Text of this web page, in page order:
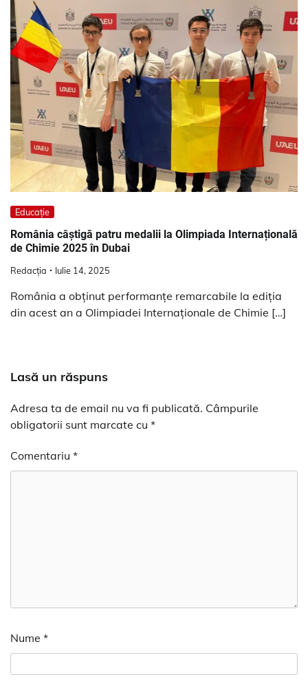
Educație
România câștigă patru medalii la Olimpiada Internațională
de Chimie 2025 în Dubai
Redacția Iulie 14, 2025
România a obținut performanțe remarcabile la ediția
din acest an a Olimpiadei Internaționale de Chimie […]
Lasă un răspuns
Adresa ta de email nu va fi publicată. Câmpurile
obligatorii sunt marcate cu *
Comentariu *
Nume *